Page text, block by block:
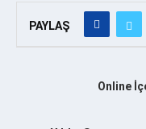
PAYLAŞ
Online